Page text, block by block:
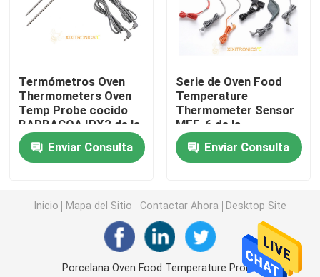
Sensores de temperatura de la IDT del platino
Sensores de temperatura impermeables
Termistor de la película fina NTC
Sensor de temperatura de la bala
Sensor de temperatura superficial del soporte
Termómetros Oven
Thermometers Oven
Temp Probe cocido
BARBACOA IPX3 de la
comida a las series de
IPX7 MFF-32
Enviar Consulta
Serie de Oven Food
Temperature
Thermometer Sensor
MFF-6 de la
BARBACOA del RF
Enviar Consulta
Inicio Mapa del Sitio Contactar Ahora Desktop Site
Porcelana Oven Food Temperature Probe